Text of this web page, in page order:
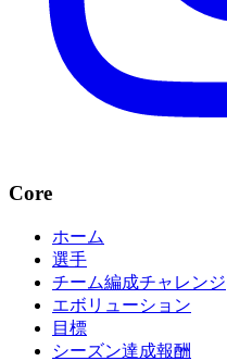
Core
ホーム
選手
チーム編成チャレンジ
エボリューション
目標
シーズン達成報酬